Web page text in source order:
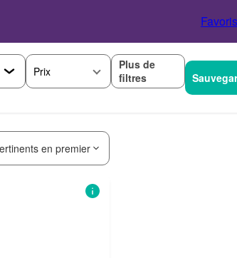
Favoris
Prix
Plus de
filtres
en premier